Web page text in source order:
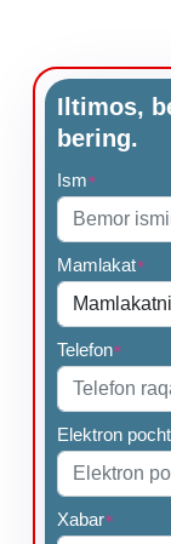
Iltimos,
bering.
Ism*
Mamlakat*
Telefon*
Elektron
Xabar*